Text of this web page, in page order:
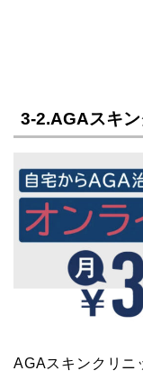
3-2.AGAスキ
AGAスキンクリニ